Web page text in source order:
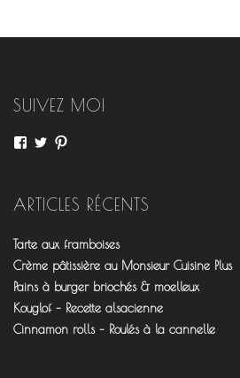
SUIVEZ MOI
Voir
fourchettesflo
sur
Voir
@fourchettesflo
sur
fleurjeanne
sur
ARTICLES RÉCENTS
Tarte aux framboises
Crème pâtissière au Monsieur Cuisine Plus
Pains à burger briochés & moelleux
Kouglof – Recette alsacienne
Cinnamon rolls – Roulés à la cannelle